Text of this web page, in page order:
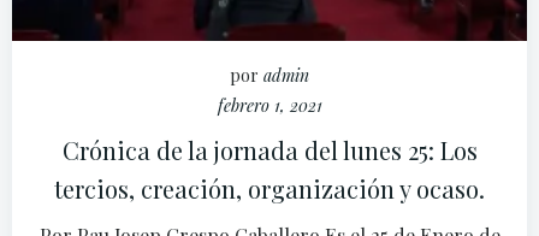
por admin
febrero 1, 2021
Crónica de la jornada del lunes 25: Los
tercios, creación, organización y ocaso.